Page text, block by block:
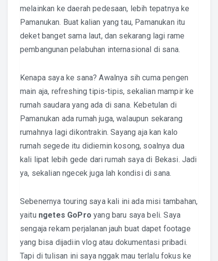
melainkan ke daerah pedesaan, lebih tepatnya ke
Pamanukan. Buat kalian yang tau, Pamanukan itu
deket banget sama laut, dan sekarang lagi rame
pembangunan pelabuhan internasional di sana.
Kenapa saya ke sana? Awalnya sih cuma pengen
main aja, refreshing tipis-tipis, sekalian mampir ke
rumah saudara yang ada di sana. Kebetulan di
Pamanukan ada rumah juga, walaupun sekarang
rumahnya lagi dikontrakin. Sayang aja kan kalo
rumah segede itu didiemin kosong, soalnya dua
kali lipat lebih gede dari rumah saya di Bekasi. Jadi
ya, sekalian ngecek juga lah kondisi di sana.
Sebenernya touring saya kali ini ada misi tambahan,
yaitu ngetes GoPro yang baru saya beli. Saya
sengaja rekam perjalanan jauh buat dapet footage
yang bisa dijadiin vlog atau dokumentasi pribadi.
Tapi di tulisan ini saya nggak mau terlalu fokus ke